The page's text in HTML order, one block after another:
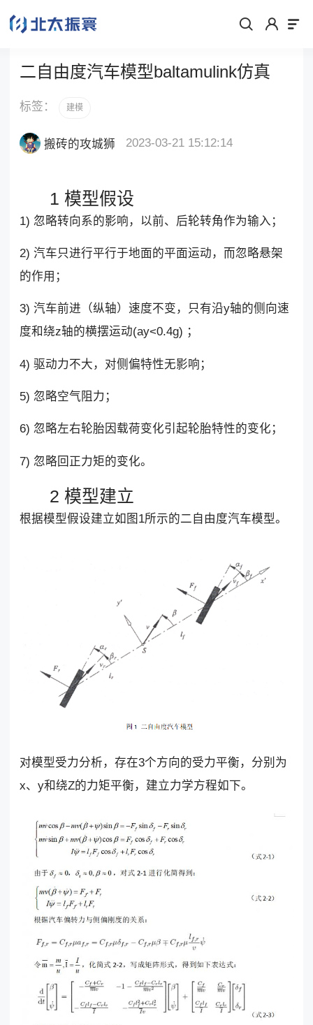
二自由度汽车模型baltamulink仿真
标签： 建模
搬砖的攻城狮 2023-03-21 15:12:14
1 模型假设
1) 忽略转向系的影响，以前、后轮转角作为输入；
2) 汽车只进行平行于地面的平面运动，而忽略悬架
的作用；
3) 汽车前进（纵轴）速度不变，只有沿y轴的侧向速
度和绕z轴的横摆运动(ay<0.4g) ；
4) 驱动力不大，对侧偏特性无影响；
5) 忽略空气阻力；
6) 忽略左右轮胎因载荷变化引起轮胎特性的变化；
7) 忽略回正力矩的变化。
2 模型建立
根据模型假设建立如图1所示的二自由度汽车模型。
对模型受力分析，存在3个方向的受力平衡，分别为
x、y和绕Z的力矩平衡，建立力学方程如下。